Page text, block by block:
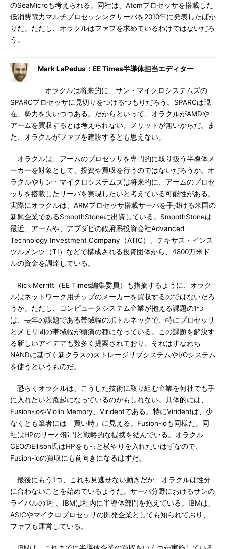
のSeaMicroも考えられる。同社は、Atomプロセッサを搭載した
低消費電力マルチプロセッシングサーバを2010年に発表したばか
りだ。ただし、オラクルはファブを求めているわけではないだろ
う。
Mark LaPedus：EE Times半導体担当エディター
オラクルは将来的に、サン・マイクロシステムズの
SPARCプロセッサに見切りをつけるつもりだろう。SPARCは現
在、勢力を失いつつある。だからといって、オラクルがAMDや
アームを買収するとは考えられない。メリットが無いからだ。ま
た、オラクルがファブを建設するとも思えない。
オラクルは、アームのプロセッサを専門的に取り扱う半導体メ
ーカーを対象として、投資や買収を行うのではないだろうか。オ
ラクルやサン・マイクロシステムズは将来的に、アームのプロセ
ッサを搭載したサーバを実現したいと考えている可能性がある。
実際にオラクルは、ARMプロセッサ搭載サーバを手掛ける米国の
新興企業であるSmoothStoneに出資している。SmoothStoneは
最近、アームや、アブダビの政府系投資会社Advanced
Technology Investment Company（ATIC）、テキサス・インス
ツルメンツ（TI）などで構成される投資団体から、4800万米ド
ルの資金を調達している。
Rick Merritt（EE Times編集委員）も指摘するように、オラク
ルはネットワーク用チップのメーカーを買収するのではないだろ
うか。ただし、コンピュータシステム企業が抱える課題の1つ
は、長年の課題である帯域幅のボトルネックで、特にプロセッサ
とメモリ間の帯域幅が頭痛の種になっている。この課題を解決す
る新しいアイデアも数多く提案されており、それはすなわち
NANDに基づく新クラスのストレージサブシステムやI/Oシステム
を使うというものだ。
恐らくオラクルは、こうした技術に取り組む企業を何社でも手
に入れたいと躍起になっているのかもしれない。具体的には、
Fusion-ioやViolin Memory、Viridentである。特にViridentは、少
なくとも筆者には「買い時」に見える。Fusion-ioも同様だ。同
社はHPのサーバ部門と戦略的な提携を結んでいる。オラクル
CEOのEllison氏はHPをもっと横やりを入れたいはずなので、
Fusion-ioの買収にも前向きになるはずだ。
最後にもう1つ、これも見逃せない動きだが、オラクルは性分
に合わないことを始めているようだ。サーバ分野におけるサンの
ライバルの1社、IBMは社内に半導体部門を抱えている。IBMは、
ASICやマイクロプロセッサの開発企業としても知られており、
ファブも運営している。